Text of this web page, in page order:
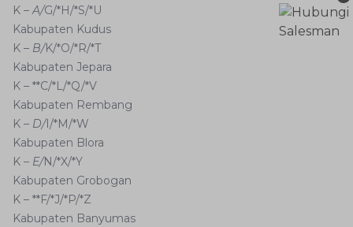
K –A/G/*H/*S/*U
Kabupaten Kudus
K – B/K/*O/*R/*T
Kabupaten Jepara
K – **C/*L/*Q/*V
Kabupaten Rembang
K – D/I/*M/*W
Kabupaten Blora
K – E/N/*X/*Y
Kabupaten Grobogan
K – **F/*J/*P/*Z
Kabupaten Banyumas